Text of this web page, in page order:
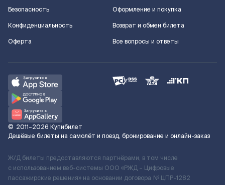
Безопасность
Конфиденциальность
Оферта
Оформление и покупка
Возврат и обмен билета
Все вопросы и ответы
© 2011–2026 Купибилет
Дешёвые билеты на самолёт и поезд, бронирование и онлайн-заказ
Ж/Д билеты предоставляются партнёрами, в том числе
с использованием веб-системы ООО «РЖД – Цифровые
пассажирские решения» на основании договора № ЦПР-1282